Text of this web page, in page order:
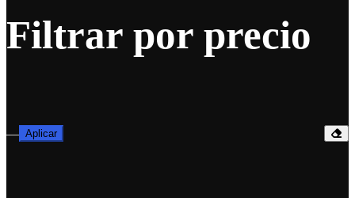
Filtrar por precio
— Aplicar